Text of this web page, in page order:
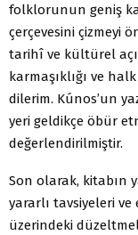
folklorunun geniş
çerçevesini çizmeyi
tarihî ve kültürel
karmaşıklığı ve
dilerim. Kúnos’un
yeri geldikçe öbür
değerlendirilmiştir.
Son olarak, kitabın
yararlı tavsiyeleri
üzerindeki